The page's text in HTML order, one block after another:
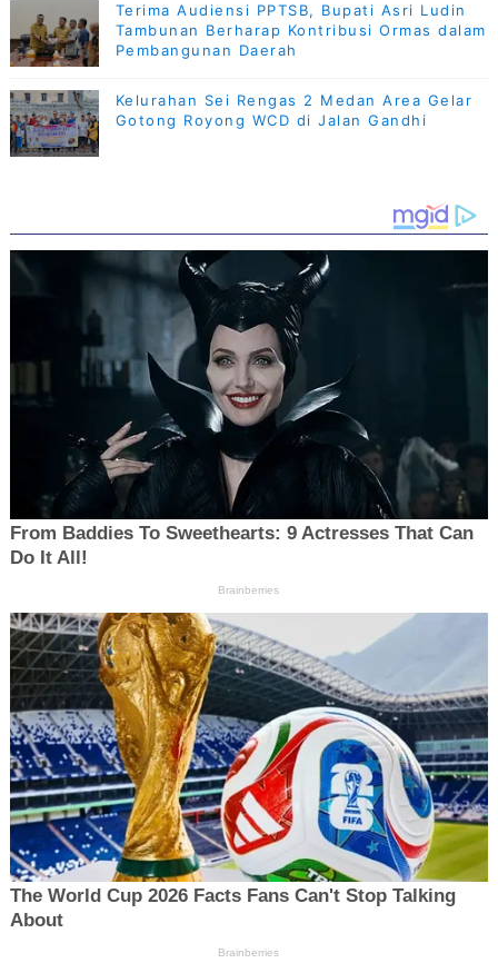
Terima Audiensi PPTSB, Bupati Asri Ludin
Tambunan Berharap Kontribusi Ormas dalam
Pembangunan Daerah
Kelurahan Sei Rengas 2 Medan Area Gelar
Gotong Royong WCD di Jalan Gandhi